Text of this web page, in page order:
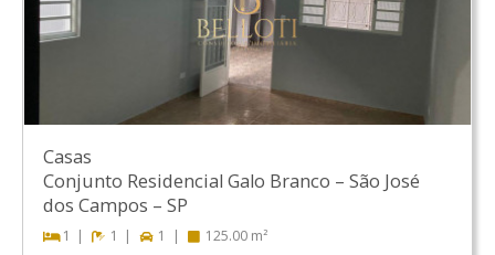
Casas
Conjunto Residencial Galo Branco – São José
dos Campos – SP
1 1 1 125.00 m²